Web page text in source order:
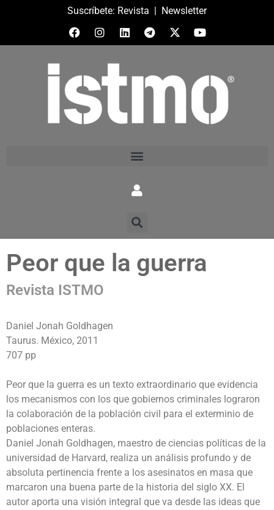
Suscríbete: Revista | Newsletter
Peor que la guerra
Revista ISTMO
Daniel Jonah Goldhagen
Taurus. México, 2011
707 pp
Peor que la guerra es un texto extraordinario que evidencia
los mecanismos con los que gobiernos criminales lograron
la colaboración de la población civil para el exterminio de
poblaciones enteras.
Daniel Jonah Goldhagen, maestro de ciencias políticas de la
universidad de Harvard, realiza un análisis profundo y de
absoluta pertinencia frente a los asesinatos en masa que
marcaron una buena parte de la historia del siglo XX. El
autor aporta una visión integral que va desde las ideas que